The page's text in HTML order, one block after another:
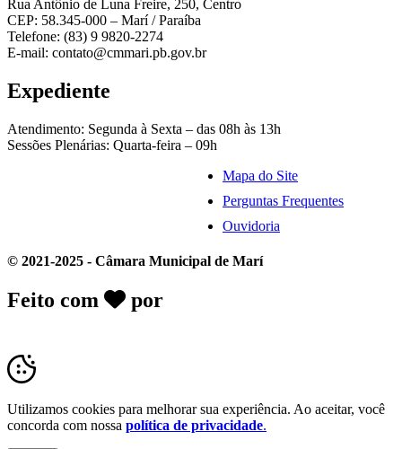
Rua Antônio de Luna Freire, 250, Centro
CEP: 58.345-000 – Marí / Paraíba
Telefone: (83) 9 9820-2274
E-mail: contato@cmmari.pb.gov.br
Expediente
Atendimento: Segunda à Sexta – das 08h às 13h
Sessões Plenárias: Quarta-feira – 09h
Mapa do Site
Perguntas Frequentes
Ouvidoria
© 2021-2025 - Câmara Municipal de Marí
Feito com por
Utilizamos cookies para melhorar sua experiência. Ao aceitar, você
concorda com nossa política de privacidade.